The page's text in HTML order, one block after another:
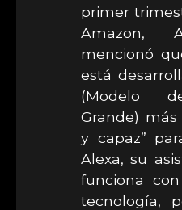
primer
Amazon,
mencionó
está
(Modelo
Grande) más
y capaz”
Alexa, su
funciona
tecnología,